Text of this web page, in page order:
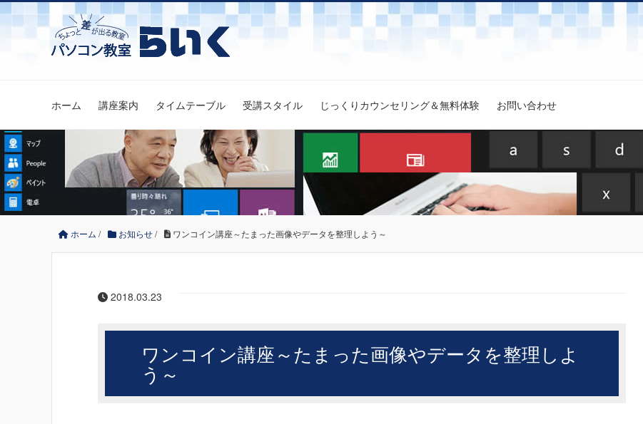
ホーム 講座案内 タイムテーブル 受講スタイル じっくりカウンセリング＆無料体験 お問い合わせ
ホーム / お知らせ/ ワンコイン講座～たまった画像やデータを整理しよう～
2018.03.23
ワンコイン講座～たまった画像やデータを整理しよ
う～